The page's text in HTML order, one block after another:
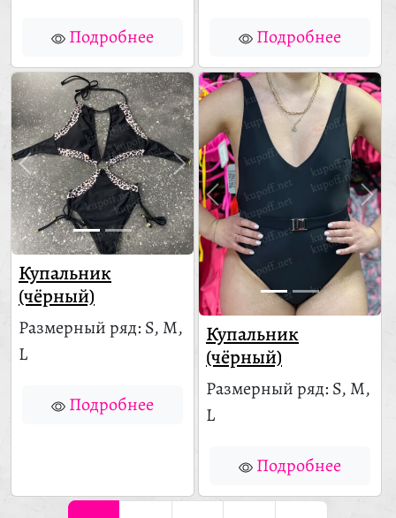
Подробнее Подробнее
Купальник
(чёрный)
Размерный ряд: S, M,
L
Подробнее
Купальник
(чёрный)
Размерный ряд: S, M,
L
Подробнее